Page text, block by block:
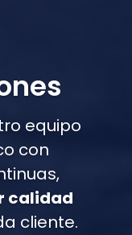
equipo
con
calidad
cliente.